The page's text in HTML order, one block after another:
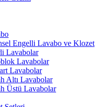
Engelli Lavabo ve Klozet
Lavabolar
Lavabolar
Lavabolar
Altı Lavabolar
Üstü Lavabolar